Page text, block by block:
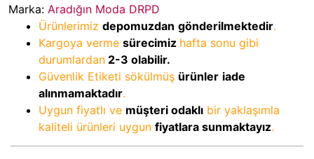
Marka: Aradığın Moda DRPD
Ürünlerimiz depomuzdan gönderilmektedir.
Kargoya verme sürecimiz hafta sonu gibi
durumlardan 2-3 olabilir.
Güvenlik Etiketi sökülmüş ürünler iade
alınmamaktadır.
Uygun fiyatlı ve müşteri odaklı bir yaklaşımla
kaliteli ürünleri uygun fiyatlara sunmaktayız.